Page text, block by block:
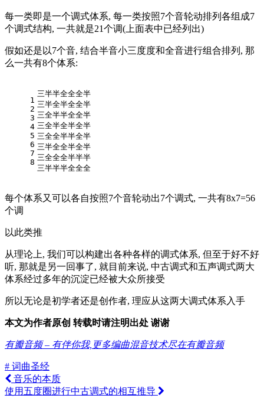
每一类即是一个调式体系, 每一类按照7个音轮动排列各组成7
个调式结构, 一共就是21个调(上面表中已经列出)
假如还是以7个音, 结合半音小三度度和全音进行组合排列, 那
么一共有8个体系:
1
2
3
4
5
6
7
8
三半半全全全半
三半全半全全半
三全半半全全半
三全半全半全半
三全全半半全半
三半全全半全半
三全全全半半半
三半半半全全全
每个体系又可以各自按照7个音轮动出7个调式, 一共有8x7=56
个调
以此类推
从理论上, 我们可以构建出各种各样的调式体系, 但至于好不好
听, 那就是另一回事了, 就目前来说, 中古调式和五声调式两大
体系经过多年的沉淀已经被大众所接受
所以无论是初学者还是创作者, 理应从这两大调式体系入手
本文为作者原创 转载时请注明出处 谢谢
有瓣音频 – 有伴你我,更多编曲混音技术尽在有瓣音频
# 词曲圣经
音乐的本质
使用五度圈进行中古调式的相互推导